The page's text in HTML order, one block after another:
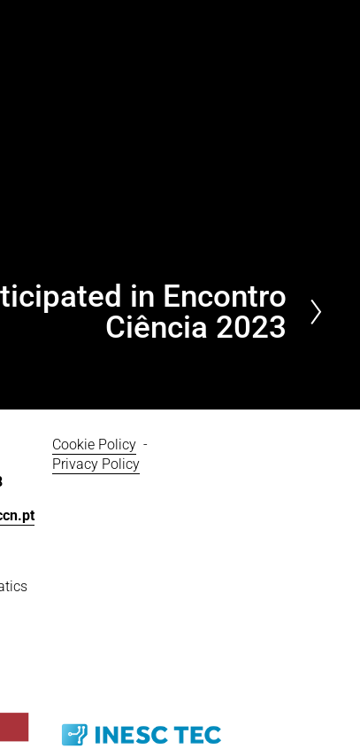
in Encontro
Ciência 2023
Cookie Policy
  -
Privacy Policy